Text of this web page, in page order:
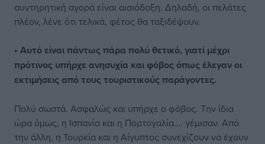
συντηρητική αγορά είναι αισιόδοξη. Δηλαδή, οι πελάτες
πλέον, λένε ότι τελικά, φέτος θα ταξιδέψουν.
• Αυτό είναι πάντως πάρα πολύ θετικό, γιατί μέχρι
πρότινος υπήρχε ανησυχία και φόβος όπως έλεγαν οι
εκτιμήσεις από τους τουριστικούς παράγοντες.
Πολύ σωστά. Ασφαλώς και υπήρχε ο φόβος. Την ίδια
ώρα όμως, η Ισπανία και η Πορτογαλία…. γέμισαν. Από
την άλλη, η Τουρκία και η Αίγυπτος συνεχίζουν να έχουν